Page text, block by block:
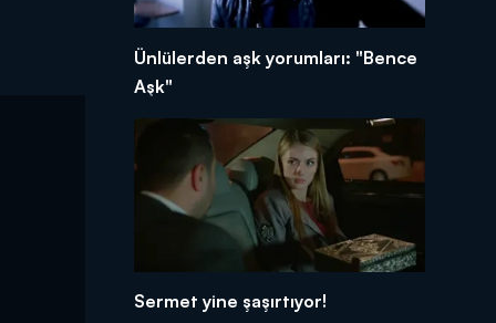
Ünlülerden aşk yorumları: "Bence
Aşk"
Sermet yine şaşırtıyor!